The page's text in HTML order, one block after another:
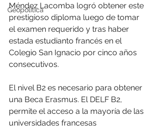
Geopolítica
Méndez Lacomba logró obtener este
prestigioso diploma luego de tomar
el examen requerido y tras haber
estada estudianto francés en el
Colegio San Ignacio por cinco años
consecutivos.
El nivel B2 es necesario para obtener
una Beca Erasmus. El DELF B2,
permite el acceso a la mayoría de las
universidades francesas